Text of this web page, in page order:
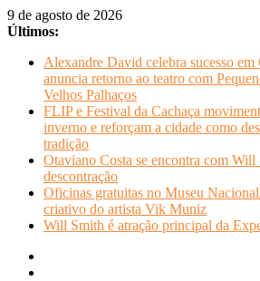
Pular
para
conteúdo
9 de agosto de 2026
Últimos:
Alexandre David celebra sucesso em
anuncia retorno ao teatro com
Velhos Palhaços
FLIP e Festival da Cachaça
inverno e reforçam a cidade como
tradição
Otaviano Costa se encontra com
descontração
Oficinas gratuitas no Museu
criativo do artista Vik Muniz
Will Smith é atração principal da